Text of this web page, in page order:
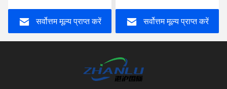
1.0540 AISI
सर्वोत्तम मूल्य प्राप्त करें
SAE1018
सर्वोत्तम मूल्य प्राप्त करें